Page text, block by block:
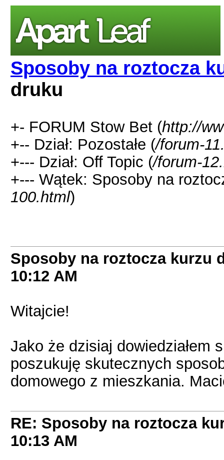
Sposoby na roztocza
druku
+- FORUM Stow Bet (http://
+-- Dział: Pozostałe (/forum-
+--- Dział: Off Topic (/forum-
+--- Wątek: Sposoby na
100.html)
Sposoby na roztocza kurzu
10:12 AM
Witajcie!
Jako że dzisiaj dowiedziałem
poszukuję skutecznych
domowego z mieszkania.
RE: Sposoby na roztocza
10:13 AM